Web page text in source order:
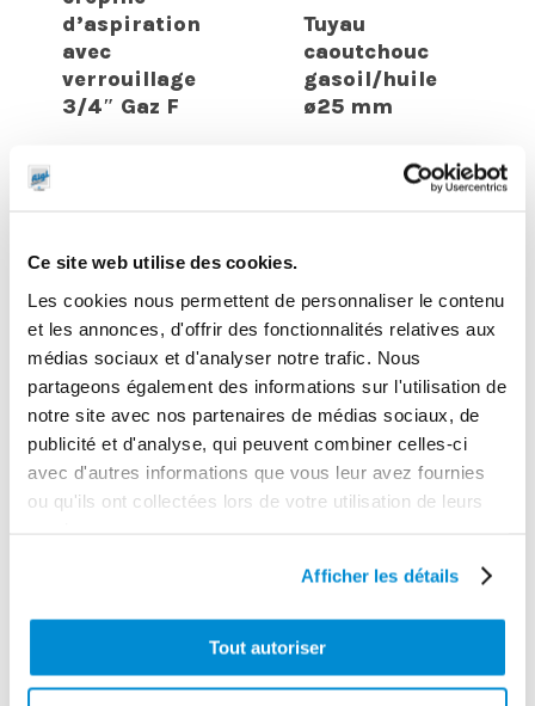
Ce site web utilise des cookies.
Les cookies nous permettent de personnaliser le contenu
et les annonces, d'offrir des fonctionnalités relatives aux
médias sociaux et d'analyser notre trafic. Nous
partageons également des informations sur l'utilisation de
notre site avec nos partenaires de médias sociaux, de
publicité et d'analyse, qui peuvent combiner celles-ci
avec d'autres informations que vous leur avez fournies
ou qu'ils ont collectées lors de votre utilisation de leurs
Afficher les détails
Tout autoriser
d’aspiration
avec
verrouillage
3/4″ Gaz F
Tuyau
caoutchouc
gasoil/huile
ø25 mm
Embout cannelé
Pivot
orientable
A et B”